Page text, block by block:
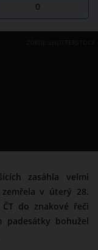
0
zasáhla velmi
v úterý 28.
do znakové řeči
padesátky bohužel